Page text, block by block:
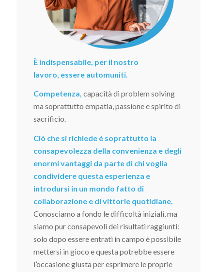
È indispensabile, per il nostro
lavoro, essere automuniti.
Competenza, capacità di problem solving
ma soprattutto empatia, passione e spirito di
sacrificio.
Ciò che si richiede è soprattutto la
consapevolezza della convenienza e degli
enormi vantaggi da parte di chi voglia
condividere questa esperienza e
introdursi in un mondo fatto di
collaborazione e di vittorie quotidiane.
Conosciamo a fondo le difficoltà iniziali, ma
siamo pur consapevoli dei risultati raggiunti:
solo dopo essere entrati in campo è possibile
mettersi in gioco e questa potrebbe essere
l’occasione giusta per esprimere le proprie